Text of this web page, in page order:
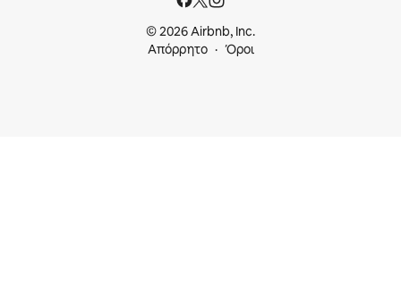
© 2026 Airbnb, Inc.
Απόρρητο
Όροι